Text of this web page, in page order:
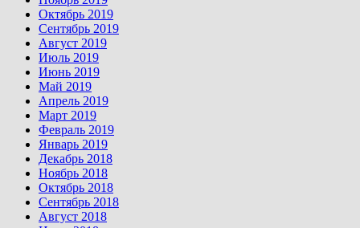
Октябрь 2019
Сентябрь 2019
Август 2019
Июль 2019
Июнь 2019
Май 2019
Апрель 2019
Март 2019
Февраль 2019
Январь 2019
Декабрь 2018
Ноябрь 2018
Октябрь 2018
Сентябрь 2018
Август 2018